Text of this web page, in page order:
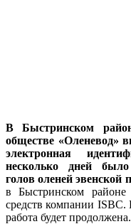
В Быстринском
обществе «Оленевод»
электронная
несколько дней было
голов оленей эвенской
в Быстринском
средств компании ISBC.
работа будет продолжена.